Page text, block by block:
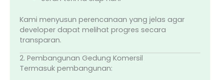
Kami menyusun perencanaan yang jelas agar
developer dapat melihat progres secara
transparan.
2. Pembangunan Gedung Komersil
Termasuk pembangunan: